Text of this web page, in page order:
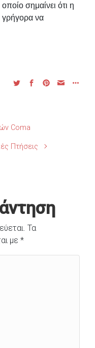
σημαίνει ότι η
γρήγορα να
Coma
Πτήσεις
Τα
με *